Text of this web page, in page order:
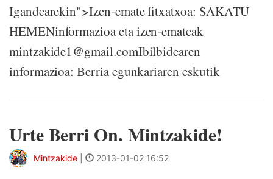
Igandearekin">Izen-emate fitxatxoa: SAKATU
HEMENinformazioa eta izen-emateak
mintzakide1@gmail.comIbilbidearen
informazioa: Berria egunkariaren eskutik
Urte Berri On. Mintzakide!
Mintzakide 2013-01-02 16:52